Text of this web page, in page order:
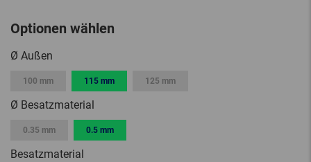
Optionen wählen
Ø Außen
100 mm 115 mm 125 mm
Ø Besatzmaterial
0.35 mm 0.5 mm
Besatzmaterial